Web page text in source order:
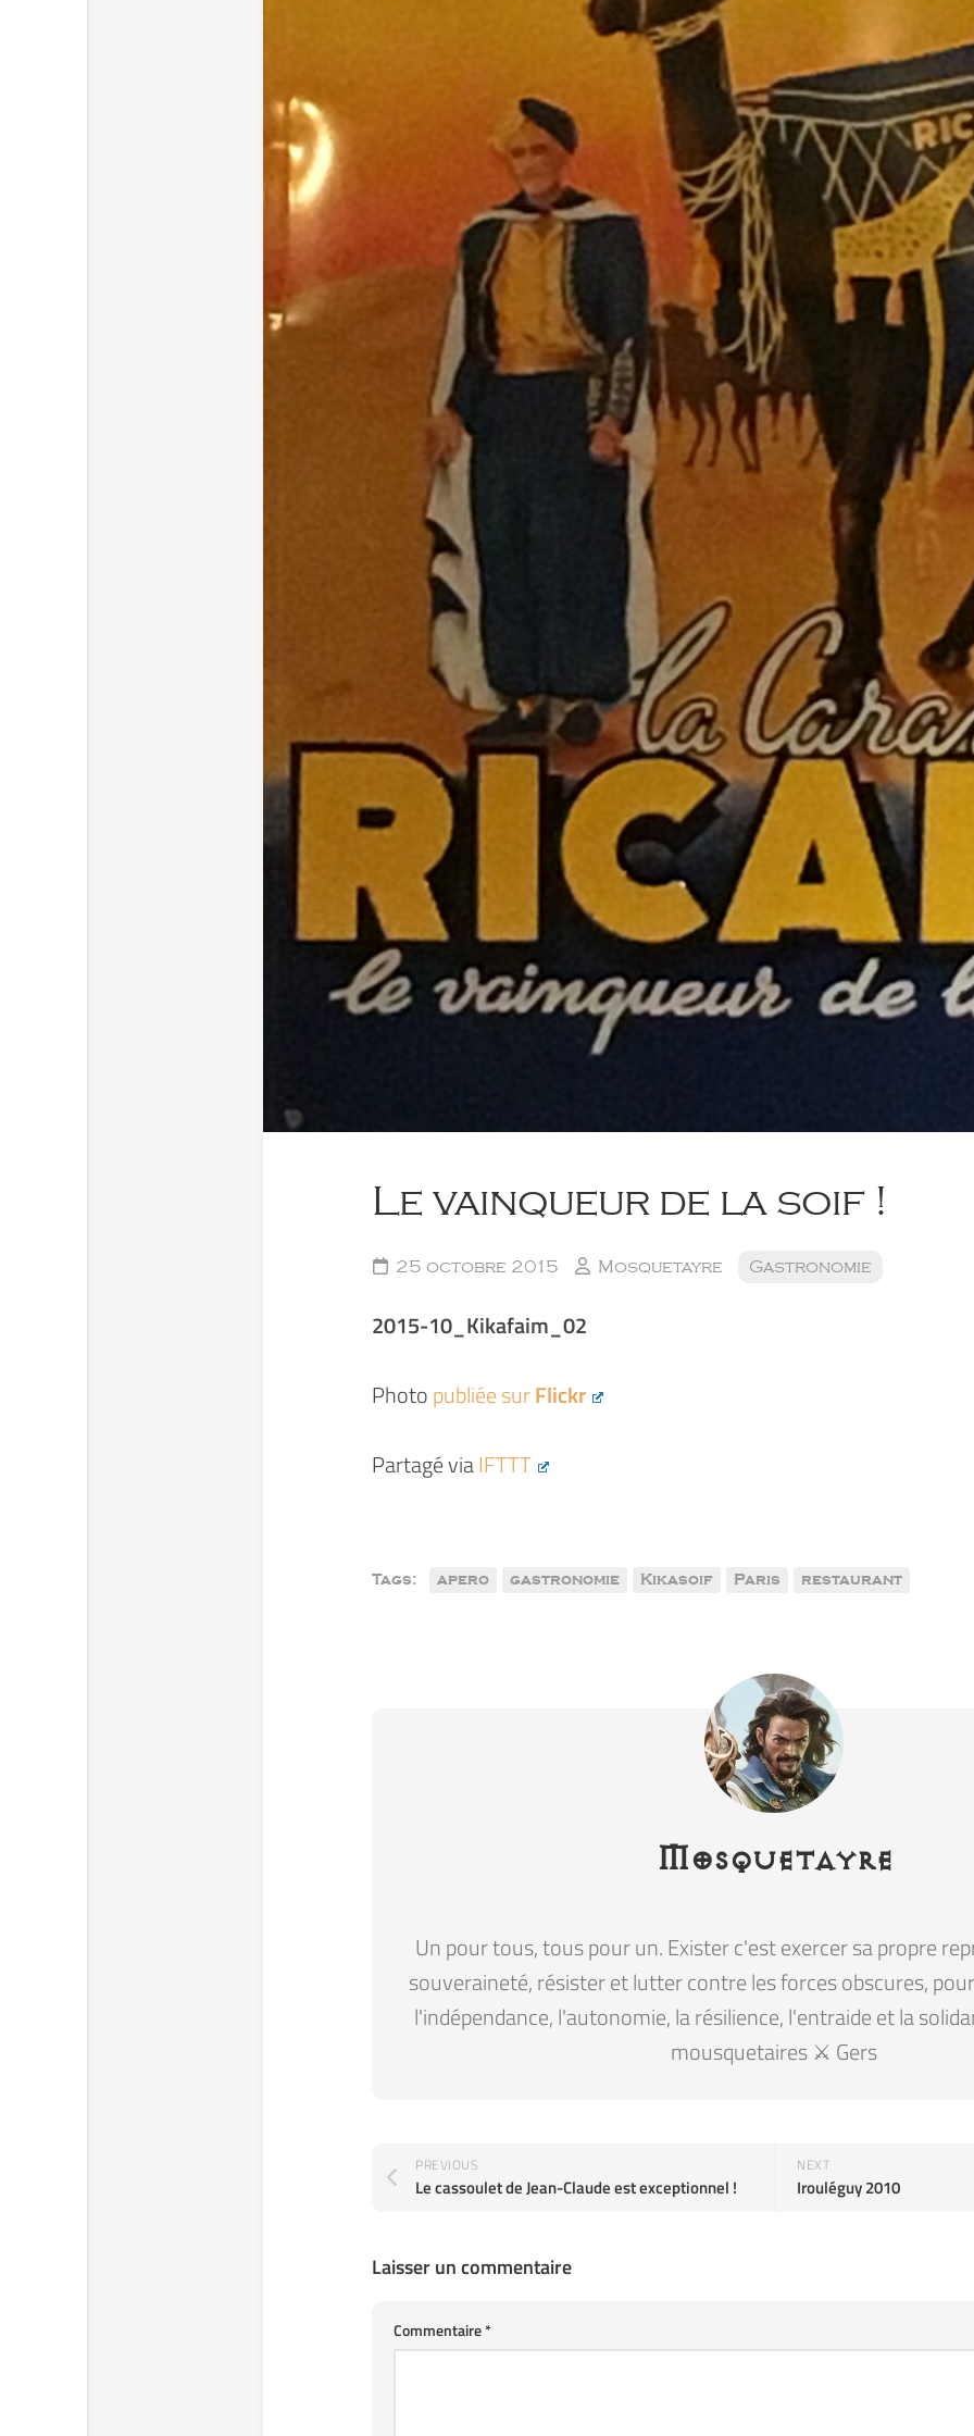
Le vainqueur de la soif !
25 octobre 2015 Mosquetayre Gastronomie
2015-10_Kikafaim_02
Photopubliée surFlickr
Partagé viaIFTTT
Tags: apero gastronomie Kikasoif Paris restaurant
Mosquetayre
Un pour tous, tous pour un. Exister c'est exercer sa propre
souveraineté, résister et lutter contre les forces obscures,
l'indépendance, l'autonomie, la résilience, l'entraide et la
mousquetaires ⚔️ Gers
NEXT
Irouléguy 2010
PREVIOUS
Le cassoulet de Jean-Claude est exceptionnel !
Laisser un commentaire
Commentaire*